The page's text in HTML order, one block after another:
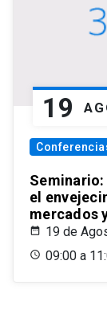
19
Seminario:
el
mercados
19 de
09:00 a